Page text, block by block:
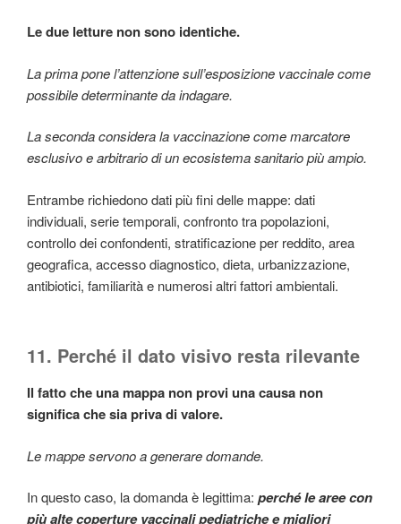
Le due letture non sono identiche.
La prima pone l’attenzione sull’esposizione vaccinale come
possibile determinante da indagare.
La seconda considera la vaccinazione come marcatore
esclusivo e arbitrario di un ecosistema sanitario più ampio.
Entrambe richiedono dati più fini delle mappe: dati
individuali, serie temporali, confronto tra popolazioni,
controllo dei confondenti, stratificazione per reddito, area
geografica, accesso diagnostico, dieta, urbanizzazione,
antibiotici, familiarità e numerosi altri fattori ambientali.
11. Perché il dato visivo resta rilevante
Il fatto che una mappa non provi una causa non
significa che sia priva di valore.
Le mappe servono a generare domande.
In questo caso, la domanda è legittima: perché le aree con
più alte coperture vaccinali pediatriche e migliori